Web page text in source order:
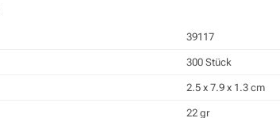
39117
300 Stück
2.5 x 7.9 x 1.3 cm
22 gr